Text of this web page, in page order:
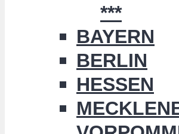
***
BAYERN
BERLIN
HESSEN